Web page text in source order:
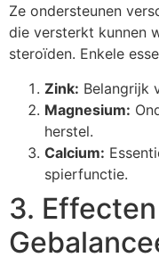
Ze ondersteunen
die versterkt kunnen
steroïden. Enkele
Zink: Belangrijk
Magnesium:
herstel.
Calcium:
spierfunctie.
3.